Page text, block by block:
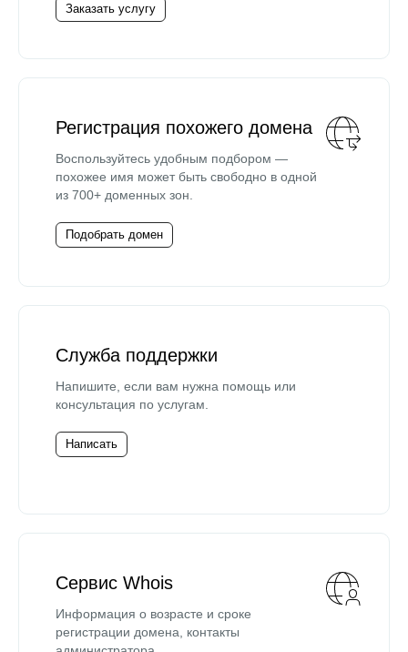
Заказать услугу
Регистрация похожего домена
Воспользуйтесь удобным подбором —
похожее имя может быть свободно в одной
из 700+ доменных зон.
Подобрать домен
Служба поддержки
Напишите, если вам нужна помощь или
консультация по услугам.
Написать
Сервис Whois
Информация о возрасте и сроке
регистрации домена, контакты